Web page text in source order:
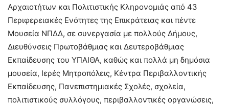
Αρχαιοτήτων και Πολιτιστικής Κληρονομιάς από 43
Περιφερειακές Ενότητες της Επικράτειας και πέντε
Μουσεία ΝΠΔΔ, σε συνεργασία με πολλούς Δήμους,
Διευθύνσεις Πρωτοβάθμιας και Δευτεροβάθμιας
Εκπαίδευσης του ΥΠΑΙΘΑ, καθώς και πολλά μη δημόσια
μουσεία, Ιερές Μητροπόλεις, Κέντρα Περιβαλλοντικής
Εκπαίδευσης, Πανεπιστημιακές Σχολές, σχολεία,
πολιτιστικούς συλλόγους, περιβαλλοντικές οργανώσεις,